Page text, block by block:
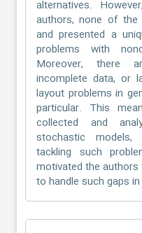
alternatives.
authors, none of the
and presented a
problems with
Moreover, there
incomplete data, or
layout problems in
particular. This
collected and
stochastic
tackling such
motivated the authors
to handle such gaps